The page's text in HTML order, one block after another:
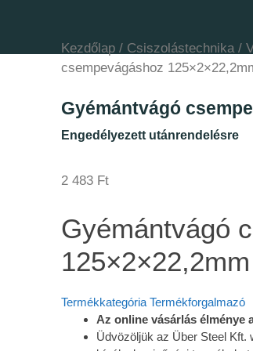
Kezdőlap / Csiszolástechnika/
csempevágáshoz
Gyémántvágó
Engedélyezett utánrendelésre
2 483 Ft
Gyémántvágó
125×2×22,2mm
Termékkategória Termékforgalmazó
Az online vásárlás élménye
Üdvözöljük az Über Steel Kft.